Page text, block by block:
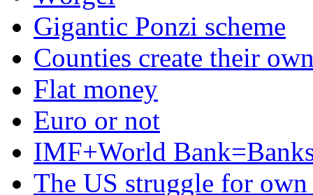
Gigantic Ponzi scheme
Counties create their
Flat money
Euro or not
IMF+World
The US struggle for